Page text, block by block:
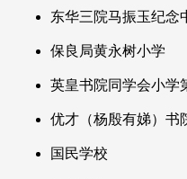
东华三院马振玉纪念
保良局黄永树小学
英皇书院同学会小学
优才（杨殷有娣）书
国民学校